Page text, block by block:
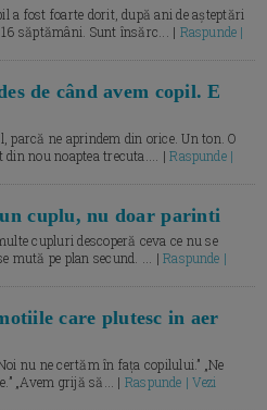
a fost foarte dorit, după ani de așteptări
săptămâni. Sunt însărc... | Raspunde |
de când avem copil. E
parcă ne aprindem din orice. Un ton. O
din nou noaptea trecuta.... |Raspunde |
cuplu, nu doar parinti
cupluri descoperă ceva ce nu se
mută pe plan secund. ... |Raspunde |
care plutesc in aer
nu ne certăm în fața copilului.” „Ne
„Avem grijă să... | Raspunde | Vezi